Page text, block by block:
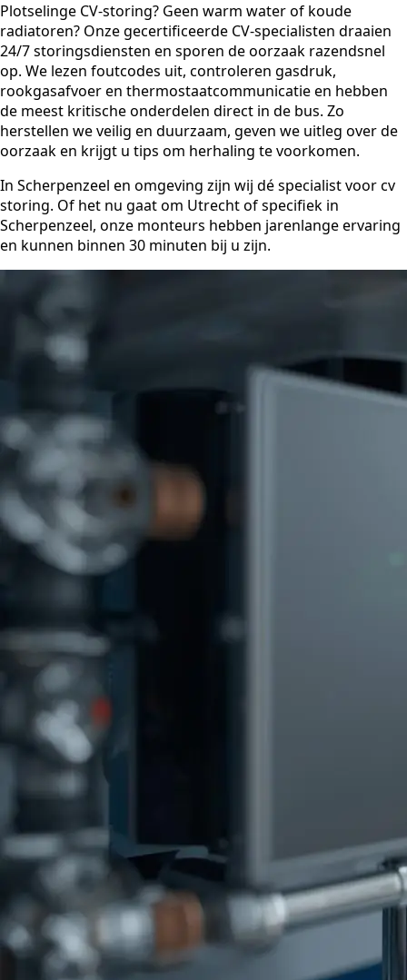
Plotselinge CV-storing? Geen warm water of koude
radiatoren? Onze gecertificeerde CV-specialisten draaien
24/7 storingsdiensten en sporen de oorzaak razendsnel
op. We lezen foutcodes uit, controleren gasdruk,
rookgasafvoer en thermostaatcommunicatie en hebben
de meest kritische onderdelen direct in de bus. Zo
herstellen we veilig en duurzaam, geven we uitleg over de
oorzaak en krijgt u tips om herhaling te voorkomen.
In Scherpenzeel en omgeving zijn wij dé specialist voor cv
storing. Of het nu gaat om Utrecht of specifiek in
Scherpenzeel, onze monteurs hebben jarenlange ervaring
en kunnen binnen 30 minuten bij u zijn.